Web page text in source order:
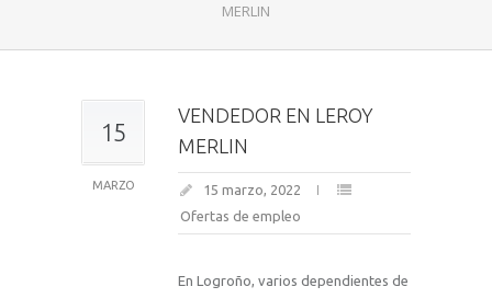
MERLIN
15
MARZO
VENDEDOR EN LEROY
MERLIN
15 marzo, 2022
Ofertas de empleo
En Logroño, varios dependientes de